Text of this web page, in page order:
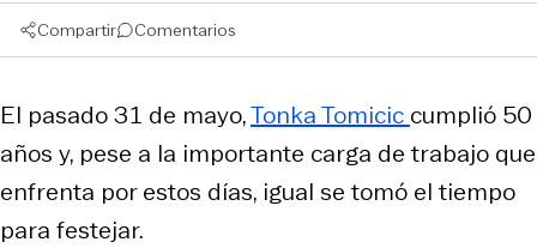
Compartir Comentarios
El pasado 31 de mayo,Tonka Tomicic cumplió 50
años y, pese a la importante carga de trabajo que
enfrenta por estos días, igual se tomó el tiempo
para festejar.